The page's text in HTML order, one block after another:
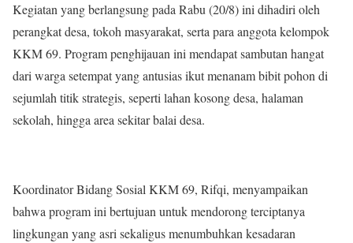
Kegiatan yang berlangsung pada Rabu (20/8) ini dihadiri oleh
perangkat desa, tokoh masyarakat, serta para anggota kelompok
KKM 69. Program penghijauan ini mendapat sambutan hangat
dari warga setempat yang antusias ikut menanam bibit pohon di
sejumlah titik strategis, seperti lahan kosong desa, halaman
sekolah, hingga area sekitar balai desa.
Koordinator Bidang Sosial KKM 69, Rifqi, menyampaikan
bahwa program ini bertujuan untuk mendorong terciptanya
lingkungan yang asri sekaligus menumbuhkan kesadaran